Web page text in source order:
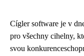
Cígler software je v
pro všechny cihelny,
svou